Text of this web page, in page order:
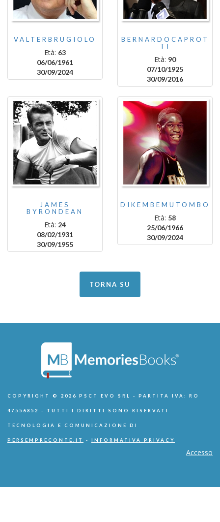
VALTERBRUGIOLO
Età: 63
06/06/1961
30/09/2024
BERNARDOCAPROT
TI
Età: 90
07/10/1925
30/09/2016
JAMES
BYRONDEAN
Età: 24
08/02/1931
30/09/1955
DIKEMBEMUTOMBO
Età: 58
25/06/1966
30/09/2024
TORNA SU
COPYRIGHT © 2026 PSCT EVO SRL - PARTITA IVA: RO
47556852 - TUTTI I DIRITTI SONO RISERVATI
TECNOLOGIA E COMUNICAZIONE DI
PERSEMPRECONTE.IT - INFORMATIVA PRIVACY
Accesso